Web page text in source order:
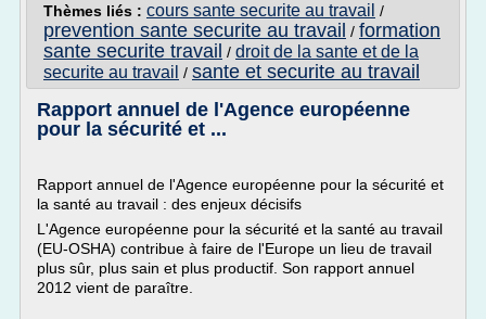
Thèmes liés : cours sante securite au travail /
prevention sante securite au travail / formation
sante securite travail / droit de la sante et de la
securite au travail / sante et securite au travail
Rapport annuel de l'Agence européenne
pour la sécurité et ...
Rapport annuel de l'Agence européenne pour la sécurité et
la santé au travail : des enjeux décisifs
L'Agence européenne pour la sécurité et la santé au travail
(EU-OSHA) contribue à faire de l'Europe un lieu de travail
plus sûr, plus sain et plus productif. Son rapport annuel
2012 vient de paraître.